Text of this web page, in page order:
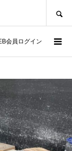
会員ログイン